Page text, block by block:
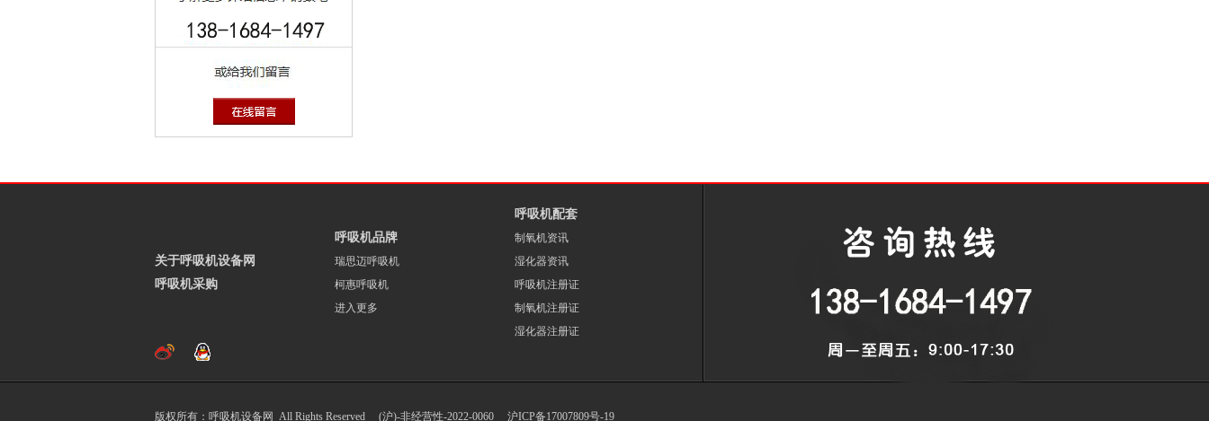
关于呼吸机设备网
呼吸机采购
呼吸机品牌
瑞思迈呼吸机
柯惠呼吸机
进入更多
呼吸机配套
制氧机资讯
湿化器资讯
呼吸机注册证
制氧机注册证
湿化器注册证
版权所有：呼吸机设备网 All Rights Reserved (沪)-非经营性-2022-0060 沪ICP备17007809号-19